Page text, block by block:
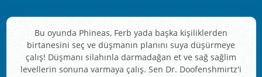
Bu oyunda Phineas, Ferb yada başka kişiliklerden
birtanesini seç ve düşmanın planını suya düşürmeye
çalış! Düşmanı silahınla darmadağan et ve sağ sağlim
levellerin sonuna varmaya çalış. Sen Dr. Doofenshmirtz'i